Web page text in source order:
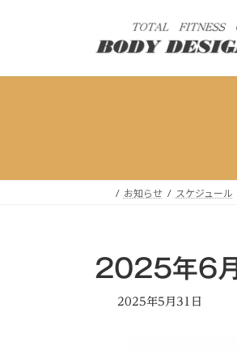
プ
動
お知らせ スケジュール
2025年6月
2025年5月31日